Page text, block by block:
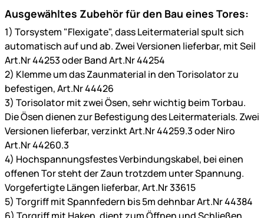
Ausgewähltes Zubehör für den Bau eines Tores:
1) Torsystem "Flexigate", dass Leitermaterial spult sich
automatisch auf und ab. Zwei Versionen lieferbar, mit Seil
Art.Nr 44253 oder Band Art.Nr 44254
2) Klemme um das Zaunmaterial in den Torisolator zu
befestigen, Art.Nr 44426
3) Torisolator mit zwei Ösen, sehr wichtig beim Torbau.
Die Ösen dienen zur Befestigung des Leitermaterials. Zwei
Versionen lieferbar, verzinkt Art.Nr 44259.3 oder Niro
Art.Nr 44260.3
4) Hochspannungsfestes Verbindungskabel, bei einen
offenen Tor steht der Zaun trotzdem unter Spannung.
Vorgefertigte Längen lieferbar, Art.Nr 33615
5) Torgriff mit Spannfedern bis 5m dehnbar Art.Nr 44384